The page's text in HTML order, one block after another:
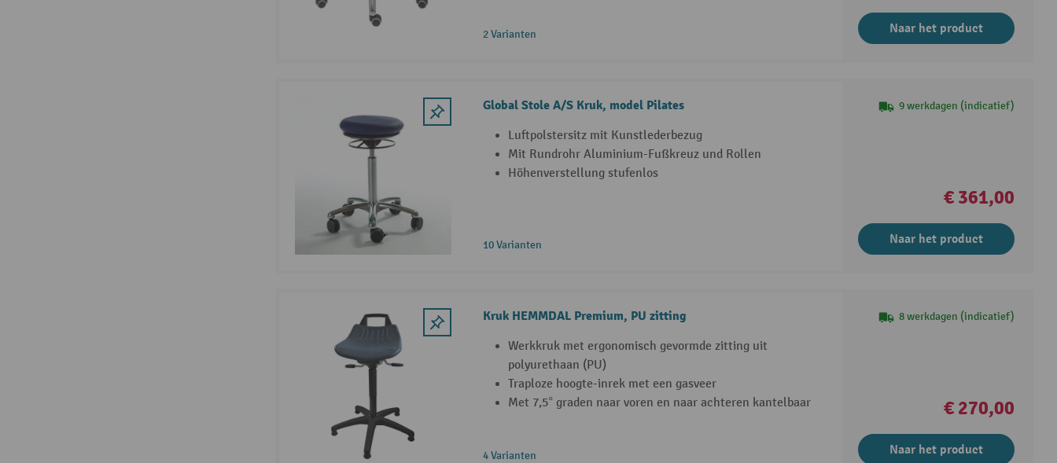
2 Varianten Naar het product
Global Stole A/S Kruk, model Pilates
Luftpolstersitz mit Kunstlederbezug
Mit Rundrohr Aluminium-Fußkreuz und Rollen
Höhenverstellung stufenlos
10 Varianten
9 werkdagen (indicatief)
€ 361,00
Naar het product
Kruk HEMMDAL Premium, PU zitting
Werkkruk met ergonomisch gevormde zitting uit
polyurethaan (PU)
Traploze hoogte-inrek met een gasveer
Met 7,5° graden naar voren en naar achteren kantelbaar
4 Varianten
8 werkdagen (indicatief)
€ 270,00
Naar het product